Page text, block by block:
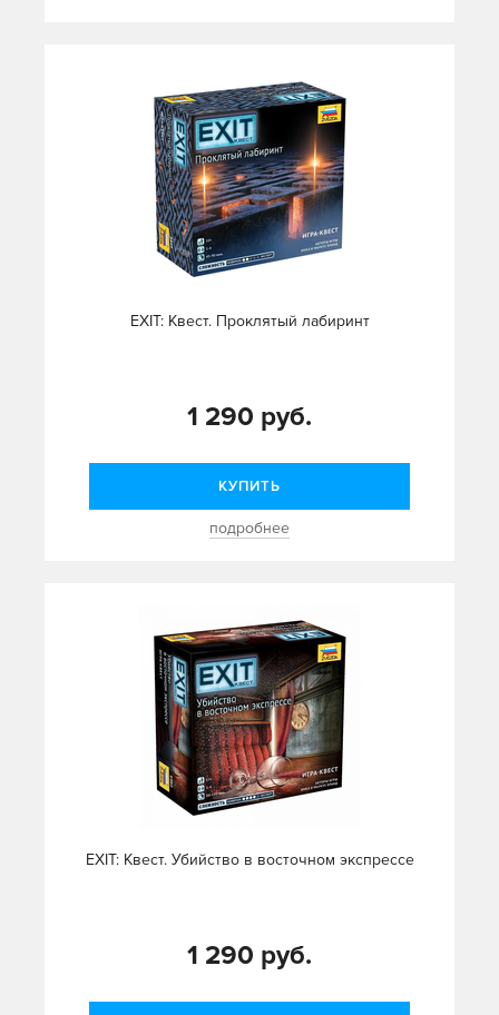
EXIT: Квест. Проклятый лабиринт
1 290 руб.
КУПИТЬ
подробнее
EXIT: Квест. Убийство в восточном экспрессе
1 290 руб.